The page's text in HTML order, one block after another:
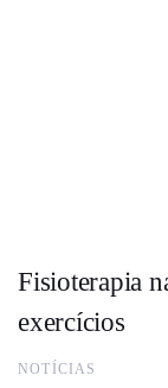
Fisioterapia
exercícios
NOTÍCIAS